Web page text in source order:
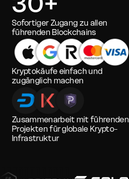
Sofortiger Zugang zu allen
führenden Blockchains
Kryptokäufe einfach und
zugänglich machen
Zusammenarbeit mit führenden
Projekten für globale Krypto-
Infrastruktur